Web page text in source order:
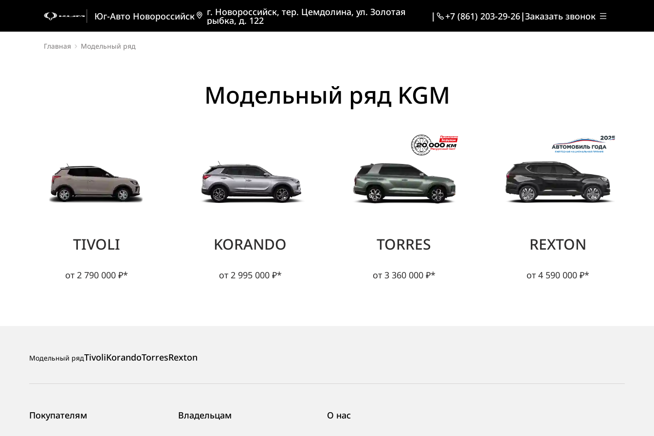
Юг-Авто Новороссийск г. Новороссийск, тер. Цемдолина, ул. Золотая
рыбка, д. 122 | +7 (861) 203-29-26|Заказать звонок
Главная Модельный ряд
Модельный ряд KGM
TIVOLI
от 2 790 000 ₽*
KORANDO
от 2 995 000 ₽*
TORRES
от 3 360 000 ₽*
REXTON
от 4 590 000 ₽*
Модельный рядTivoliKorandoTorresRexton
Покупателям Владельцам О нас